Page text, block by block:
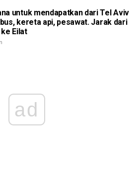
untuk mendapatkan dari Tel Aviv
kereta api, pesawat. Jarak dari
Eilat
ad